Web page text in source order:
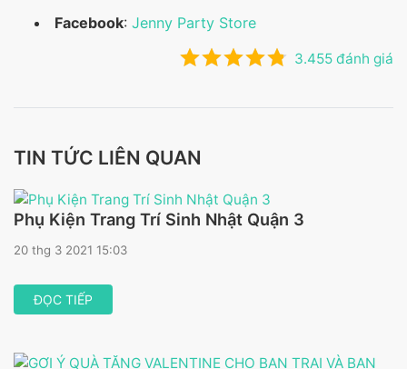
Facebook: Jenny Party Store
3.455 đánh giá
TIN TỨC LIÊN QUAN
Phụ Kiện Trang Trí Sinh Nhật Quận 3
20 thg 3 2021 15:03
ĐỌC TIẾP